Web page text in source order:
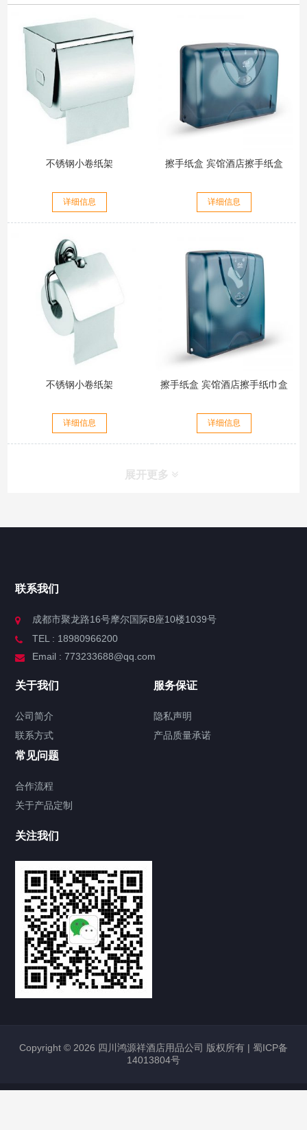
不锈钢小卷纸架
详细信息
擦手纸盒 宾馆酒店擦手纸盒
详细信息
不锈钢小卷纸架
详细信息
擦手纸盒 宾馆酒店擦手纸巾盒
详细信息
展开更多
联系我们
成都市聚龙路16号摩尔国际B座10楼1039号
TEL : 18980966200
Email : 773233688@qq.com
关于我们
公司简介
联系方式
服务保证
隐私声明
产品质量承诺
常见问题
合作流程
关于产品定制
关注我们
Copyright © 2026 四川鸿源祥酒店用品公司 版权所有 | 蜀ICP备
14013804号